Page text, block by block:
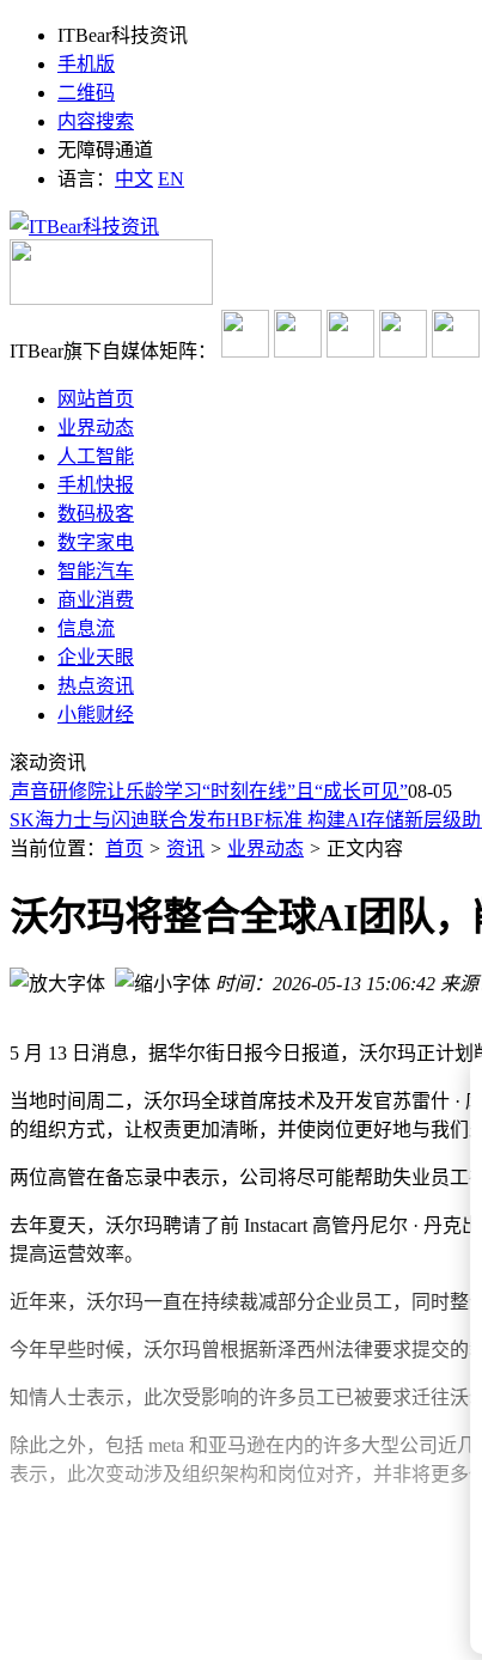
ITBear科技资讯
手机版
二维码
内容搜索
无障碍通道
语言： 中文 EN
ITBear旗下自媒体矩阵：
网站首页
业界动态
人工智能
手机快报
数码极客
数字家电
智能汽车
商业消费
信息流
企业天眼
热点资讯
小熊财经
滚动资讯
研修院让乐龄学习“时刻在线”且“成长可见”08-05
AI Coding价格战打响：国内外厂商竞相降价，技术降本
SK海力士与闪迪发布首个HBF标准 谷歌加入共拓AI存储
SK海力士与闪迪联合发布HBF标准 构建AI存储新层级
《心动的信号》九年：从恋爱乌托邦到真实情感课，为
小米澎程入局增程赛道：从悦己到顾家，雷军能否撬动
“易中天”再掀涨停潮！科技股回暖，A股反弹能否延续？
苹果急请求禁令封锁 OpenAI：前高管带商业机密投奔，
Swiftlet 把 80B 量级 Qwen 巨兽塞进 Mac：峰值内存仅
AI Coding价格战打响：国内外厂商竞相降价，技术降本
当前位置： 首页 > 资讯 > 业界动态 > 正文内容
沃尔玛将整合全球AI团队
时间：2026-05-13 15:06:42 来
5 月 13 日消息，据华尔街日报今日报道，沃尔玛正计
当地时间周二，沃尔玛全球首席技术及开发官苏雷什 ·
的组织方式，让权责更加清晰，并使岗位更好地与我们
两位高管在备忘录中表示，公司将尽可能帮助失业员工
去年夏天，沃尔玛聘请了前 Instacart 高管丹尼尔 · 丹
提高运营效率。
近年来，沃尔玛一直在持续裁减部分企业员工，同时
今年早些时候，沃尔玛曾根据新泽西州法律要求提交的
知情人士表示，此次受影响的许多员工已被要求迁往沃
除此之外，包括 meta 和亚马逊在内的许多大型公司近
表示，此次变动涉及组织架构和岗位对齐，并非将更多